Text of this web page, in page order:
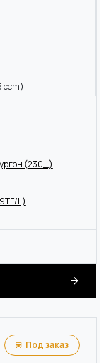
ccm)
(230_)
L)
Под заказ